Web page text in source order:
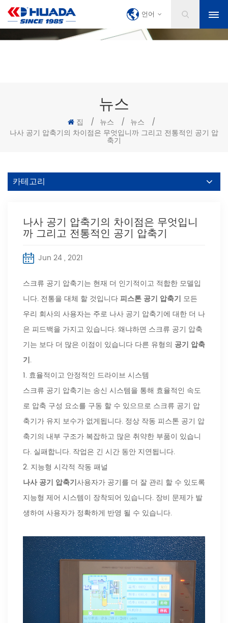
언어
뉴스
집 / 뉴스 / 뉴스
/
나사 공기 압축기의 차이점은 무엇입니까 그리고 전통적인 공기 압
축기
카테고리
나사 공기 압축기의 차이점은 무엇입니
까 그리고 전통적인 공기 압축기
Jun 24 , 2021
스크류 공기 압축기는 현재 더 인기적이고 적합한 모델입
니다. 전통을 대체 할 것입니다 피스톤 공기 압축기 모든
우리 회사의 사용자는 주로 나사 공기 압축기에 대한 더 나
은 피드백을 가지고 있습니다. 왜냐하면 스크류 공기 압축
기는 보다 더 많은 이점이 있습니다 다른 유형의 공기 압축
기.
1. 효율적이고 안정적인 드라이브 시스템
스크류 공기 압축기는 송신 시스템을 통해 효율적인 속도
로 압축 구성 요소를 구동 할 수 있으므로 스크류 공기 압
축기가 유지 보수가 없게됩니다. 정상 작동 피스톤 공기 압
축기의 내부 구조가 복잡하고 많은 취약한 부품이 있습니
다. 실패합니다. 작업은 긴 시간 동안 지연됩니다.
2. 지능형 시각적 작동 패널
나사 공기 압축기사용자가 공기를 더 잘 관리 할 수 ​​있도록
지능형 제어 시스템이 장착되어 있습니다. 장비 문제가 발
생하여 사용자가 정확하게 반영 될 수 있습니다.